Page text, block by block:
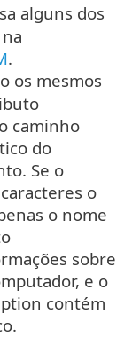
alguns dos
.
os mesmos
caminho
do
Se o
o
o nome
sobre
e o
contém